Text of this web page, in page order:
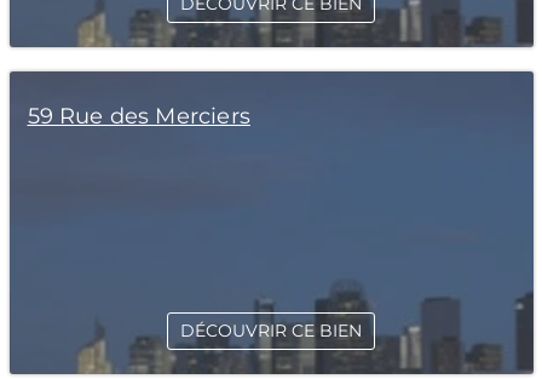
59 Rue des Merciers
DÉCOUVRIR CE BIEN